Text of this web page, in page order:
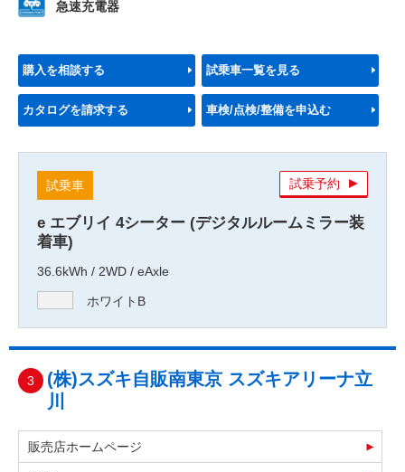
急速充電器
購入を相談する 試乗車一覧を見る
カタログを請求する 車検/点検/整備を申込む
試乗車
e エブリイ 4シーター (デジタルルームミラー装
着車)
36.6kWh / 2WD / eAxle
ホワイトB
試乗予約
3
(株)スズキ自販南東京 スズキアリーナ立
川
販売店ホームページ